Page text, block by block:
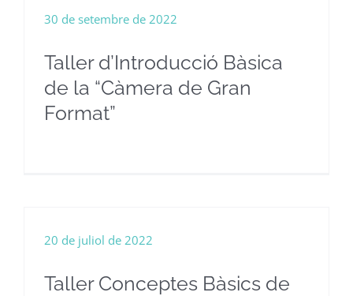
Taller d’Introducció Bàsica
de la “Càmera de Gran
Format”
30 de setembre de 2022
Taller Conceptes Bàsics de
20 de juliol de 2022